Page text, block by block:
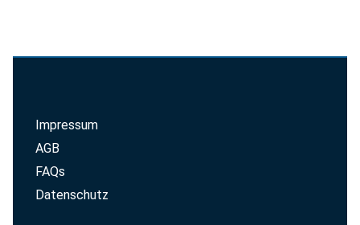
Impressum
AGB
FAQs
Datenschutz